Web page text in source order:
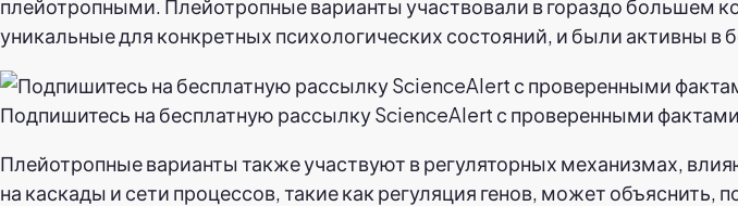
плейотропными. Плейотропные варианты участвовали в гораздо большем
уникальные для конкретных психологических состояний, и были активны в
Подпишитесь на бесплатную рассылку ScienceAlert с проверенными
Плейотропные варианты также участвуют в регуляторных механизмах,
на каскады и сети процессов, такие как регуляция генов, может